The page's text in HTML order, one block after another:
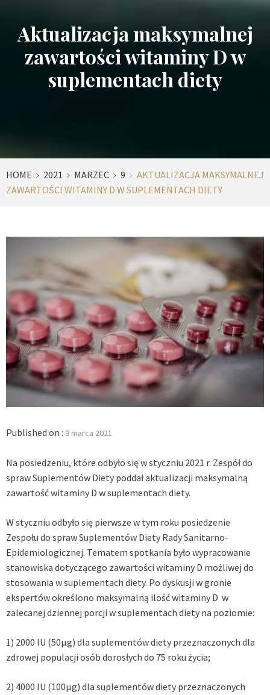
Aktualizacja maksymalnej
zawartości witaminy D w
suplementach diety
HOME 2021 MARZEC 9
AKTUALIZACJA MAKSYMALNEJ
ZAWARTOŚCI WITAMINY D W SUPLEMENTACH DIETY
Published on : 9 marca 2021
Na posiedzeniu, które odbyło się w styczniu 2021 r. Zespół do
spraw Suplementów Diety poddał aktualizacji maksymalną
zawartość witaminy D w suplementach diety.
W styczniu odbyło się pierwsze w tym roku posiedzenie
Zespołu do spraw Suplementów Diety Rady Sanitarno-
Epidemiologicznej. Tematem spotkania było wypracowanie
stanowiska dotyczącego zawartości witaminy D możliwej do
stosowania w suplementach diety. Po dyskusji w gronie
ekspertów określono maksymalną ilość witaminy D w
zalecanej dziennej porcji w suplementach diety na poziomie:
1) 2000 IU (50μg) dla suplementów diety przeznaczonych dla
zdrowej populacji osób dorosłych do 75 roku życia;
2) 4000 IU (100μg) dla suplementów diety przeznaczonych